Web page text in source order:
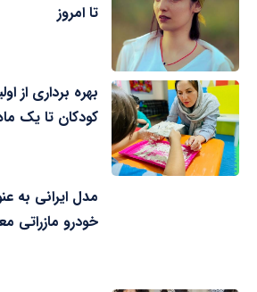
تا امروز
بهره برداری از
کودکان تا یک
مدل ایرانی به
خودرو مازراتی